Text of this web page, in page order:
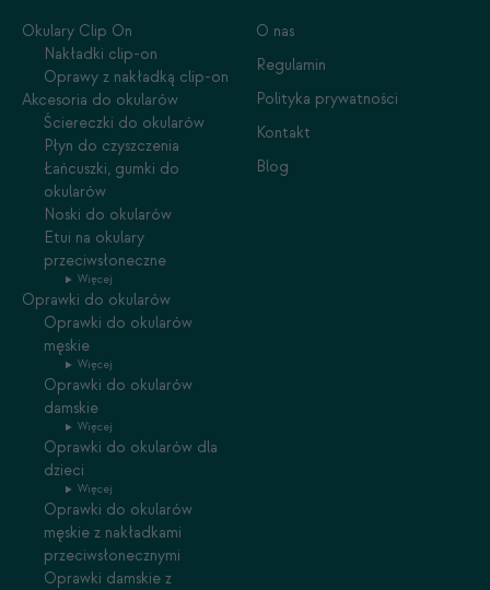
Okulary Clip On
Nakładki clip-on
Oprawy z nakładką clip-on
Akcesoria do okularów
Ściereczki do okularów
Płyn do czyszczenia
Łańcuszki, gumki do
okularów
Noski do okularów
Etui na okulary
przeciwsłoneczne
Więcej
Oprawki do okularów
Oprawki do okularów
męskie
Więcej
Oprawki do okularów
damskie
Więcej
Oprawki do okularów dla
dzieci
Więcej
Oprawki do okularów
męskie z nakładkami
przeciwsłonecznymi
Oprawki damskie z
O nas
Regulamin
Polityka prywatności
Kontakt
Blog